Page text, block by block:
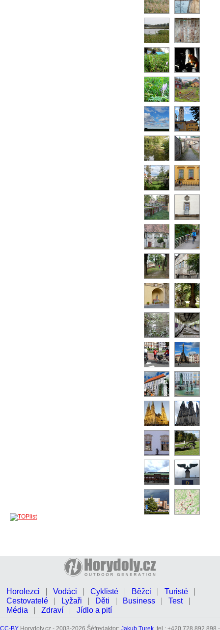
Horolezci Vodáci Cyklisté Běžci
Turisté
Cestovatelé
Lyžaři Děti Business
Test
Média
Zdraví Jídlo a pití
CC-BY Horydoly.cz - 2003-2026 Šéfredaktor: Jakub Turek , tel.: +420 728 892 898 -